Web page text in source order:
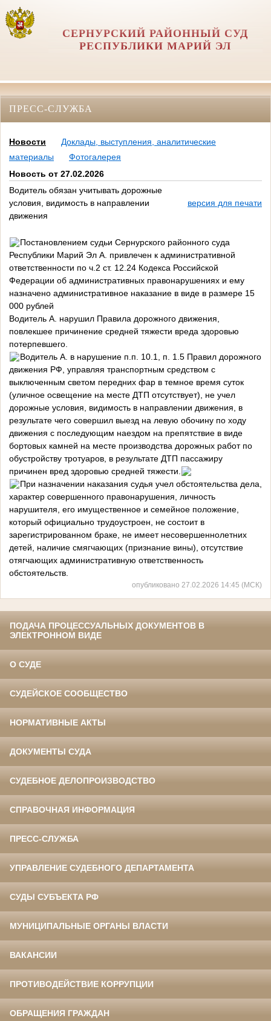
СЕРНУРСКИЙ РАЙОННЫЙ СУД
РЕСПУБЛИКИ МАРИЙ ЭЛ
ПРЕСС-СЛУЖБА
Новости
Доклады, выступления, аналитические
материалы
Фотогалерея
Новость от 27.02.2026
Водитель обязан учитывать дорожные
условия, видимость в направлении
движения
версия для печати
Постановлением судьи Сернурского районного суда
Республики Марий Эл А. привлечен к административной
ответственности по ч.2 ст. 12.24 Кодекса Российской
Федерации об административных правонарушениях и ему
назначено административное наказание в виде в размере 15
000 рублей
Водитель А. нарушил Правила дорожного движения,
повлекшее причинение средней тяжести вреда здоровью
потерпевшего.
Водитель А. в нарушение п.п. 10.1, п. 1.5 Правил дорожного
движения РФ, управляя транспортным средством с
выключенным светом передних фар в темное время суток
(уличное освещение на месте ДТП отсутствует), не учел
дорожные условия, видимость в направлении движения, в
результате чего совершил выезд на левую обочину по ходу
движения с последующим наездом на препятствие в виде
бортовых камней на месте производства дорожных работ по
обустройству тротуаров, в результате ДТП пассажиру
причинен вред здоровью средней тяжести.
При назначении наказания судья учел обстоятельства дела,
характер совершенного правонарушения, личность
нарушителя, его имущественное и семейное положение,
который официально трудоустроен, не состоит в
зарегистрированном браке, не имеет несовершеннолетних
детей, наличие смягчающих (признание вины), отсутствие
отягчающих административную ответственность
обстоятельств.
опубликовано 27.02.2026 14:45 (МСК)
ПОДАЧА ПРОЦЕССУАЛЬНЫХ ДОКУМЕНТОВ В
ЭЛЕКТРОННОМ ВИДЕ
О СУДЕ
СУДЕЙСКОЕ СООБЩЕСТВО
НОРМАТИВНЫЕ АКТЫ
ДОКУМЕНТЫ СУДА
СУДЕБНОЕ ДЕЛОПРОИЗВОДСТВО
СПРАВОЧНАЯ ИНФОРМАЦИЯ
ПРЕСС-СЛУЖБА
УПРАВЛЕНИЕ СУДЕБНОГО ДЕПАРТАМЕНТА
СУДЫ СУБЪЕКТА РФ
МУНИЦИПАЛЬНЫЕ ОРГАНЫ ВЛАСТИ
ВАКАНСИИ
ПРОТИВОДЕЙСТВИЕ КОРРУПЦИИ
ОБРАЩЕНИЯ ГРАЖДАН